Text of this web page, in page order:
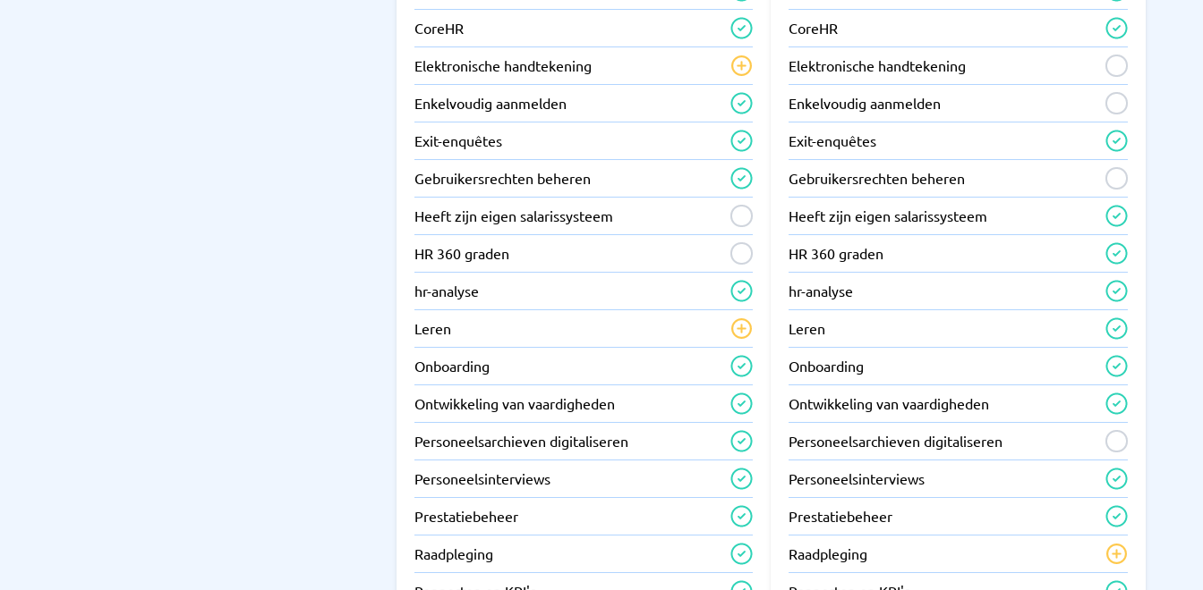
CoreHR
Elektronische handtekening
Enkelvoudig aanmelden
Exit-enquêtes
Gebruikersrechten beheren
Heeft zijn eigen salarissysteem
HR 360 graden
hr-analyse
Leren
Onboarding
Ontwikkeling van vaardigheden
Personeelsarchieven digitaliseren
Personeelsinterviews
Prestatiebeheer
Raadpleging
CoreHR
Elektronische handtekening
Enkelvoudig aanmelden
Exit-enquêtes
Gebruikersrechten beheren
Heeft zijn eigen salarissysteem
HR 360 graden
hr-analyse
Leren
Onboarding
Ontwikkeling van vaardigheden
Personeelsarchieven digitaliseren
Personeelsinterviews
Prestatiebeheer
Raadpleging